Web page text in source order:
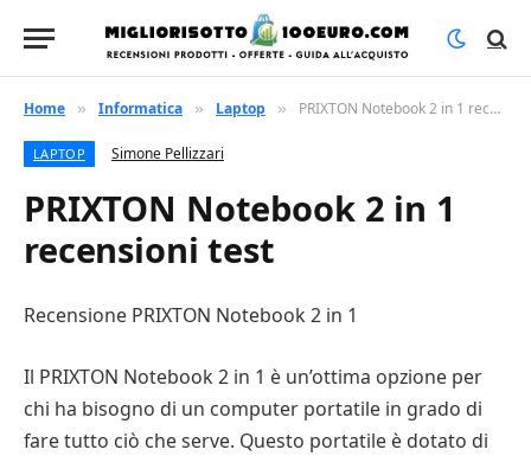
Home » Informatica » Laptop » PRIXTON Notebook 2 in 1 recensioni test
LAPTOP Simone Pellizzari
PRIXTON Notebook 2 in 1
recensioni test
Recensione PRIXTON Notebook 2 in 1
Il PRIXTON Notebook 2 in 1 è un’ottima opzione per
chi ha bisogno di un computer portatile in grado di
fare tutto ciò che serve. Questo portatile è dotato di